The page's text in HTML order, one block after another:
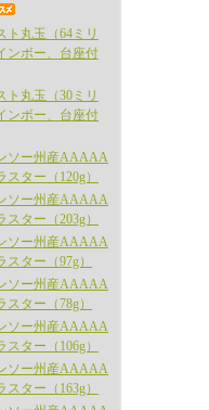
ト丸玉（64ミリ
ンボー、台座付
ト丸玉（30ミリ
ンボー、台座付
ソー州産AAAAA
スター（120g）
ソー州産AAAAA
スター（203g）
ソー州産AAAAA
スター（97g）
ソー州産AAAAA
スター（78g）
ソー州産AAAAA
スター（106g）
ソー州産AAAAA
スター（163g）